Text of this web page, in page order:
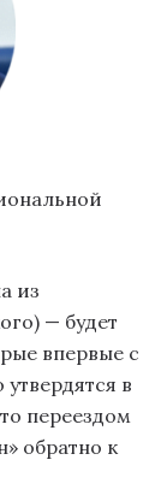
из
— будет
впервые с
в
переездом
обратно к